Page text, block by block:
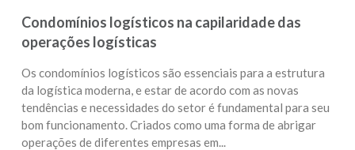
Condomínios logísticos na capilaridade das
operações logísticas
Os condomínios logísticos são essenciais para a estrutura
da logística moderna, e estar de acordo com as novas
tendências e necessidades do setor é fundamental para seu
bom funcionamento. Criados como uma forma de abrigar
operações de diferentes empresas em...